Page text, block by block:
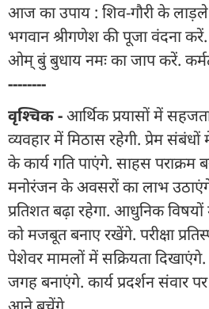
आज का उपाय : शिव-गौरी के
भगवान श्रीगणेश की पूजा वंदना
ओम् बुं बुधाय नमः का जाप करें.
--------
वृश्चिक -आर्थिक प्रयासों में
व्यवहार में मिठास रहेगी. प्रेम
के कार्य गति पाएंगे. साहस पराक्रम
मनोरंजन के अवसरों का लाभ
प्रतिशत बढ़ा रहेगा. आधुनिक विषयों
को मजबूत बनाए रखेंगे. परीक्षा
पेशेवर मामलों में सक्रियता दिखाएंगे.
जगह बनाएंगे. कार्य प्रदर्शन संवार